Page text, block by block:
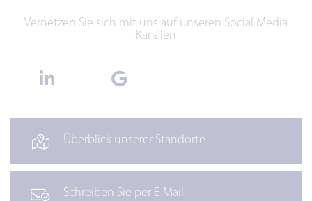
Vernetzen Sie sich mit uns auf unseren Social Media
Kanälen
Überblick unserer Standorte
Schreiben Sie per E-Mail